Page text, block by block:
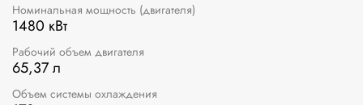
Номинальная мощность (двигателя)
1480 кВт
Рабочий объем двигателя
65,37 л
Объем системы охлаждения